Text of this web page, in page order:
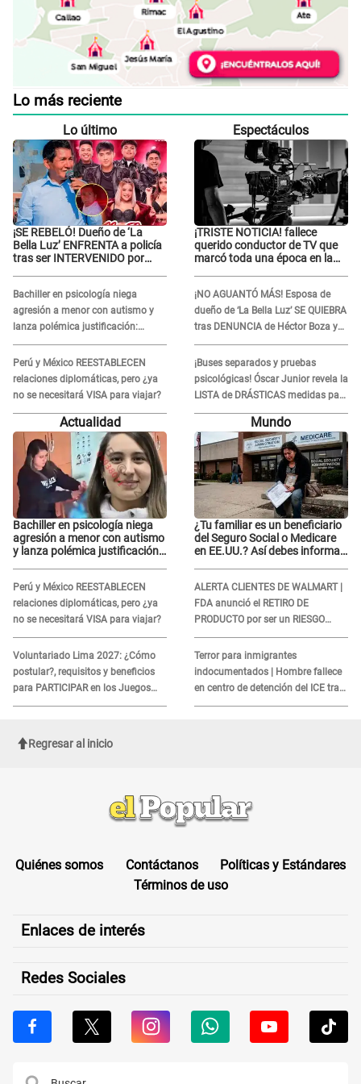
Lo más reciente
Lo último
¡SE REBELÓ! Dueño de ‘La
Bella Luz’ ENFRENTA a policía
tras ser INTERVENIDO por
Bachiller en psicología niega
agresión a menor con autismo y
lanza polémica justificación:
"Defenderme ante..."
Perú y México REESTABLECEN
relaciones diplomáticas, pero ¿ya
no se necesitará VISA para viajar?
Espectáculos
¡TRISTE NOTICIA! fallece
querido conductor de TV que
marcó toda una época en la
repentino adiós
¡NO AGUANTÓ MÁS! Esposa de
dueño de ‘La Bella Luz’ SE QUIEBRA
tras DENUNCIA de Héctor Boza y
ARREMETE contra Claudia Salazar
¡Buses separados y pruebas
psicológicas! Óscar Junior revela la
LISTA de DRÁSTICAS medidas para
prevenir acoso en 'La Bella Luz' tras
caso Naldy Saldaña
Actualidad
Bachiller en psicología niega
agresión a menor con autismo
y lanza polémica justificación:
Perú y México REESTABLECEN
relaciones diplomáticas, pero ¿ya
no se necesitará VISA para viajar?
Voluntariado Lima 2027: ¿Cómo
postular?, requisitos y beneficios
para PARTICIPAR en los Juegos
Panamericanos
Mundo
¿Tu familiar es un beneficiario
del Seguro Social o Medicare
en EE.UU.? Así debes informar
ALERTA CLIENTES DE WALMART |
FDA anunció el RETIRO DE
PRODUCTO por ser un RIESGO
MORTAL para consumidores: ¿Cuál
es?
Terror para inmigrantes
indocumentados | Hombre fallece
en centro de detención del ICE tras
sufrir una "emergencia médica"
Regresar al inicio
Quiénes somos Contáctanos
Políticas y Estándares
Términos de uso
Enlaces de interés
Redes Sociales